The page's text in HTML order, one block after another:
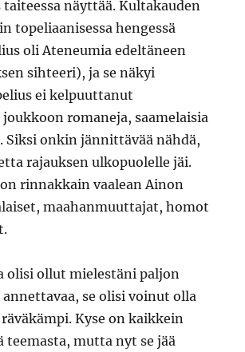
taiteessa näyttää. Kultakauden
topeliaanisessa hengessä
oli Ateneumia edeltäneen
sihteeri), ja se näkyi
ei kelpuuttanut
romaneja, saamelaisia
Siksi onkin jännittävää nähdä,
rajauksen ulkopuolelle jäi.
rinnakkain vaalean Ainon
maahanmuuttajat, homot
olisi ollut mielestäni paljon
se olisi voinut olla
Kyse on kaikkein
teemasta, mutta nyt se jää